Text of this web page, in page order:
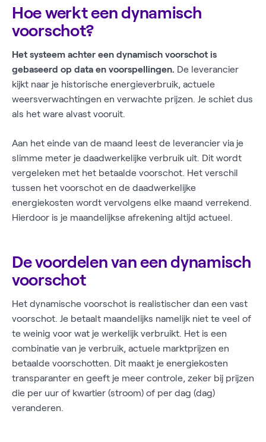
Hoe werkt een dynamisch
voorschot?
Het systeem achter een dynamisch voorschot is
gebaseerd op data en voorspellingen. De leverancier
kijkt naar je historische energieverbruik, actuele
weersverwachtingen en verwachte prijzen. Je schiet dus
als het ware alvast vooruit.
Aan het einde van de maand leest de leverancier via je
slimme meter je daadwerkelijke verbruik uit. Dit wordt
vergeleken met het betaalde voorschot. Het verschil
tussen het voorschot en de daadwerkelijke
energiekosten wordt vervolgens elke maand verrekend.
Hierdoor is je maandelijkse afrekening altijd actueel.
De voordelen van een dynamisch
voorschot
Het dynamische voorschot is realistischer dan een vast
voorschot. Je betaalt maandelijks namelijk niet te veel of
te weinig voor wat je werkelijk verbruikt. Het is een
combinatie van je verbruik, actuele marktprijzen en
betaalde voorschotten. Dit maakt je energiekosten
transparanter en geeft je meer controle, zeker bij prijzen
die per uur of kwartier (stroom) of per dag (dag)
veranderen.